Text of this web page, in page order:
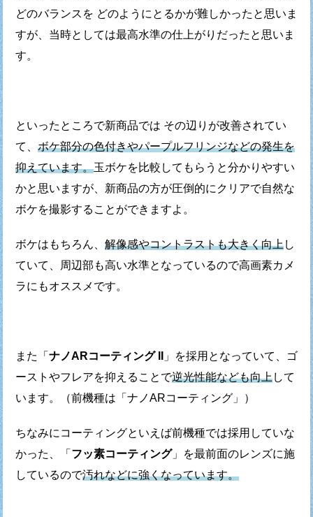
どのバランスを どのようにとるかが難しかったと思いま
すが、 当時としては最高水準の仕上がりだったと思いま
す。
といったところで新商品では その辺りが改善されてい
て、 ボケ部分の色付きやパープルフリンジなどの発生を
抑えています。玉ボケを比較してもらうと分かりやすい
かと思いますが、 新商品の方が圧倒的にクリアで自然な
ボケを撮影することができますよ。
ボケはもちろん、 解像感やコントラストも大きく向上し
ていて、
周辺部も高い水準となっているので高画素カメ
ラにもオススメです。
また「 ナノARコーティング II 」を採用となっていて、
ゴ
ーストやフレアを抑えることで逆光性能なども向上して
います。
（前機種は「ナノARコーティング」）
ちなみにコーティングといえば前機種では採用していな
かった、
「 フッ素コーティング」を最前面のレンズに施
しているので汚れなどに強くなっています。